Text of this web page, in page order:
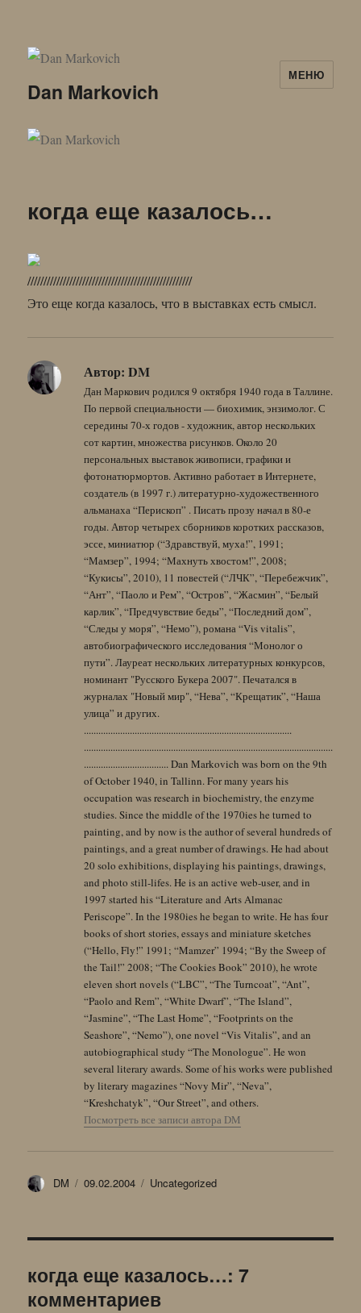
Dan Markovich
МЕНЮ
когда еще казалось…
///////////////////////////////////////////////////
Это еще когда казалось, что в выставках есть смысл.
Автор: DM
Дан Маркович родился 9 октября 1940 года в Таллине.
По первой специальности — биохимик, энзимолог. С
середины 70-х годов - художник, автор нескольких
сот картин, множества рисунков. Около 20
персональных выставок живописи, графики и
фотонатюрмортов. Активно работает в Интернете,
создатель (в 1997 г.) литературно-художественного
альманаха “Перископ” . Писать прозу начал в 80-е
годы. Автор четырех сборников коротких рассказов,
эссе, миниатюр (“Здравствуй, муха!”, 1991;
“Мамзер”, 1994; “Махнуть хвостом!”, 2008;
“Кукисы”, 2010), 11 повестей (“ЛЧК”, “Перебежчик”,
“Ант”, “Паоло и Рем”, “Остров”, “Жасмин”, “Белый
карлик”, “Предчувствие беды”, “Последний дом”,
“Следы у моря”, “Немо”), романа “Vis vitalis”,
автобиографического исследования “Монолог о
пути”. Лауреат нескольких литературных конкурсов,
номинант "Русского Букера 2007". Печатался в
журналах "Новый мир", “Нева”, “Крещатик”, “Наша
улица” и других.
......................................................................................
.......................................................................................................
................................... Dan Markovich was born on the 9th
of October 1940, in Tallinn. For many years his
occupation was research in biochemistry, the enzyme
studies. Since the middle of the 1970ies he turned to
painting, and by now is the author of several hundreds of
paintings, and a great number of drawings. He had about
20 solo exhibitions, displaying his paintings, drawings,
and photo still-lifes. He is an active web-user, and in
1997 started his “Literature and Arts Almanac
Periscope”. In the 1980ies he began to write. He has four
books of short stories, essays and miniature sketches
(“Hello, Fly!” 1991; “Mamzer” 1994; “By the Sweep of
the Tail!” 2008; “The Cookies Book” 2010), he wrote
eleven short novels (“LBC”, “The Turncoat”, “Ant”,
“Paolo and Rem”, “White Dwarf”, “The Island”,
“Jasmine”, “The Last Home”, “Footprints on the
Seashore”, “Nemo”), one novel “Vis Vitalis”, and an
autobiographical study “The Monologue”. He won
several literary awards. Some of his works were published
by literary magazines “Novy Mir”, “Neva”,
“Kreshchatyk”, “Our Street”, and others.
Посмотреть все записи автора DM
Автор
DM Опубликовано
09.02.2004 Рубрики
Uncategorized
когда еще казалось…: 7
комментариев